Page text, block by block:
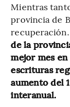
Mientras
provincia de
recuperación.
de la
mejor mes en
escrituras
aumento del
interanual.